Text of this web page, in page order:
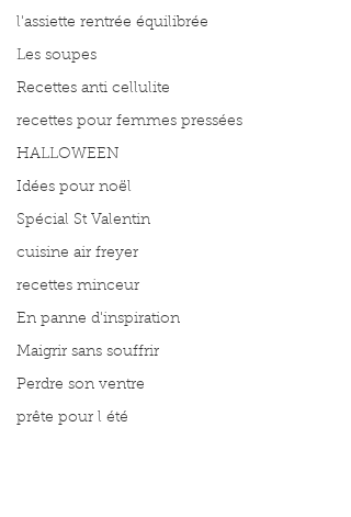
l'assiette rentrée équilibrée
Les soupes
Recettes anti cellulite
recettes pour femmes pressées
HALLOWEEN
Idées pour noël
Spécial St Valentin
cuisine air freyer
recettes minceur
En panne d'inspiration
Maigrir sans souffrir
Perdre son ventre
prête pour l été